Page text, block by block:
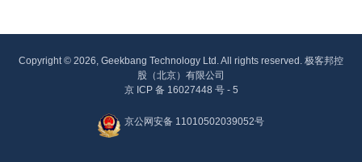
Copyright © 2026, Geekbang Technology Ltd. All rights reserved. 极客邦控
股（北京）有限公司
京 ICP 备 16027448 号 - 5
京公网安备 11010502039052号